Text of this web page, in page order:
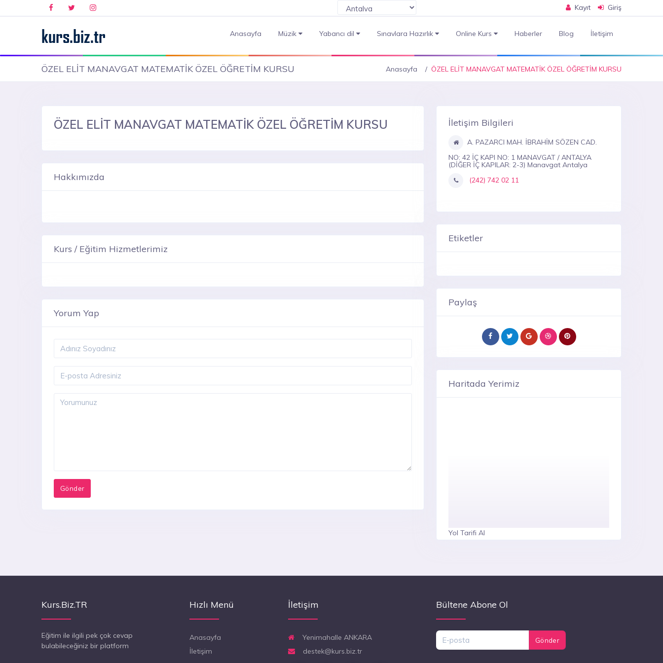
Kayıt Giriş
Anasayfa Müzik Yabancı dil Sınavlara Hazırlık Online Kurs Haberler Blog İletişim
ÖZEL ELİT MANAVGAT MATEMATİK ÖZEL ÖĞRETİM KURSU Anasayfa ÖZEL ELİT MANAVGAT MATEMATİK ÖZEL ÖĞRETİM KURSU
ÖZEL ELİT MANAVGAT MATEMATİK ÖZEL ÖĞRETİM KURSU
Hakkımızda
Kurs / Eğitim Hizmetlerimiz
Yorum Yap
İletişim Bilgileri
A. PAZARCI MAH. İBRAHİM SÖZEN CAD.
NO: 42 İÇ KAPI NO: 1 MANAVGAT / ANTALYA
(DİĞER İÇ KAPILAR: 2-3) Manavgat Antalya
(242) 742 02 11
Etiketler
Paylaş
Haritada Yerimiz
Yol Tarifi Al
Kurs.Biz.TR
Eğitim ile ilgili pek çok cevap
bulabileceğiniz bir platform
Hızlı Menü
Anasayfa
İletişim
İletişim
Yenimahalle ANKARA
destek@kurs.biz.tr
Bültene Abone Ol
Gönder